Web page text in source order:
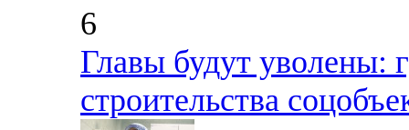
6
Главы будут уволены:
строительства